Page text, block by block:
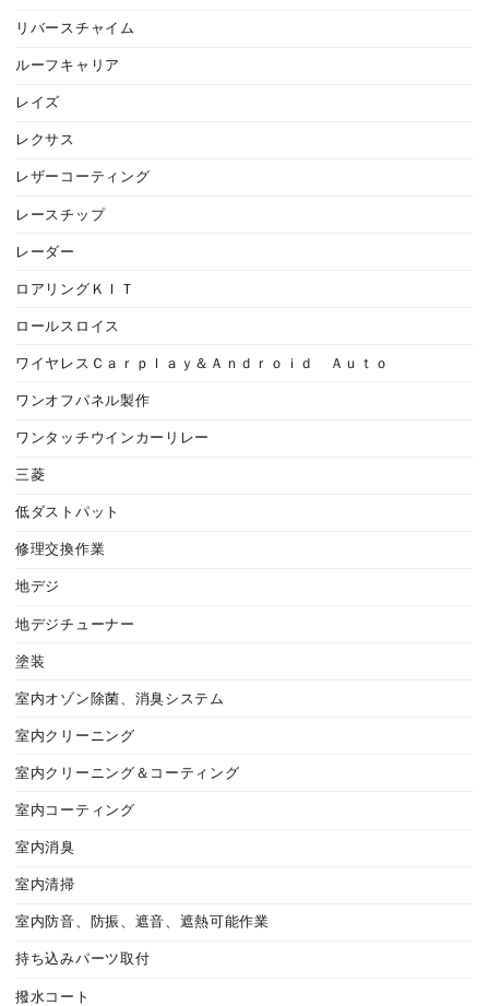
リバースチャイム
ルーフキャリア
レイズ
レクサス
レザーコーティング
レースチップ
レーダー
ロアリングＫＩＴ
ロールスロイス
ワイヤレスＣａｒｐｌａｙ＆Ａｎｄｒｏｉｄ Ａｕｔｏ
ワンオフパネル製作
ワンタッチウインカーリレー
三菱
低ダストパット
修理交換作業
地デジ
地デジチューナー
塗装
室内オゾン除菌、消臭システム
室内クリーニング
室内クリーニング＆コーティング
室内コーティング
室内消臭
室内清掃
室内防音、防振、遮音、遮熱可能作業
持ち込みパーツ取付
撥水コート